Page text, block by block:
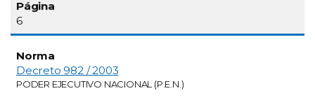
6
Decreto 982 / 2003
PODER EJECUTIVO NACIONAL (P.E.N.)